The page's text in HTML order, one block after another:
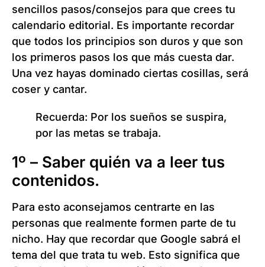
sencillos pasos/consejos para que crees tu
calendario editorial. Es importante recordar
que todos los principios son duros y que son
los primeros pasos los que más cuesta dar.
Una vez hayas dominado ciertas cosillas, será
coser y cantar.
Recuerda: Por los sueños se suspira,
por las metas se trabaja.
1º – Saber quién va a leer tus
contenidos.
Para esto aconsejamos centrarte en las
personas que realmente formen parte de tu
nicho. Hay que recordar que Google sabrá el
tema del que trata tu web. Esto significa que